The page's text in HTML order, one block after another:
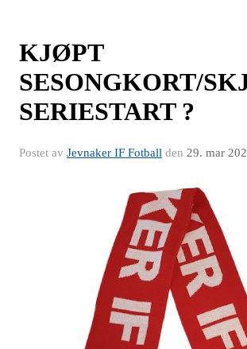
KJØPT
SESONGKORT/
SERIESTART ?
Postet av Jevnaker IF Fotball den 29. mar